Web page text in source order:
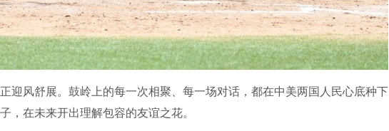
风舒展。鼓岭上的每一次相聚、每一场对话，都在中美两国人民心底种下
，在未来开出理解包容的友谊之花。